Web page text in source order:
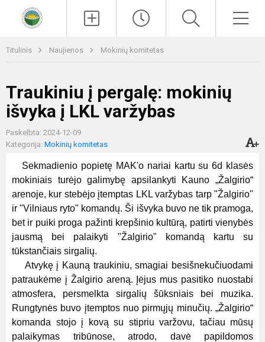
Titulinis Naujienos Mokinių komitetas
Traukiniu į pergalę: mokinių
išvyka į LKL varžybas
Paskelbta: 2024-12-09
Kategorija: Mokinių komitetas
Sekmadienio popietę MAK'o nariai kartu su 6d klasės
mokiniais turėjo galimybę apsilankyti Kauno „Žalgirio“
arenoje, kur stebėjo įtemptas LKL varžybas tarp "Žalgirio"
ir "Vilniaus ryto" komandų. Ši išvyka buvo ne tik pramoga,
bet ir puiki proga pažinti krepšinio kultūrą, patirti vienybės
jausmą bei palaikyti "Žalgirio" komandą kartu su
tūkstančiais sirgalių.
Atvykę į Kauną traukiniu, smagiai besišnekučiuodami
patraukėme į Žalgirio areną. Įėjus mus pasitiko nuostabi
atmosfera, persmelkta sirgalių šūksniais bei muzika.
Rungtynės buvo įtemptos nuo pirmųjų minučių. „Žalgirio“
komanda stojo į kovą su stipriu varžovu, tačiau mūsų
palaikymas tribūnose, atrodo, davė papildomos